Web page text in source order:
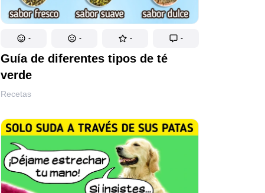
- - - -
Guía de diferentes tipos de té
verde
Recetas